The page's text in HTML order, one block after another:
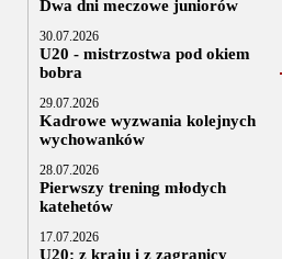
Dwa dni meczowe juniorów
30.07.2026
U20 - mistrzostwa pod okiem
bobra
29.07.2026
Kadrowe wyzwania kolejnych
wychowanków
28.07.2026
Pierwszy trening młodych
katehetów
17.07.2026
U20: z kraju i z zagranicy